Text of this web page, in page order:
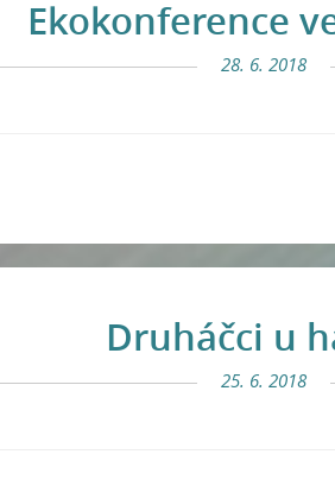
Ekokonference
28. 6. 2018
Druháčci u
25. 6. 2018